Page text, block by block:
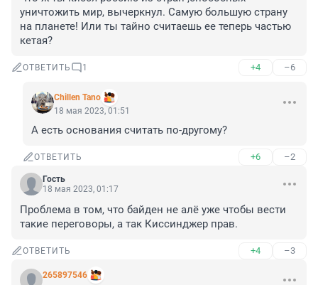
уничтожить мир, вычеркнул. Самую большую страну
на планете! Или ты тайно считаешь ее теперь частью
кетая?
ОТВЕТИТЬ 1 +4 –6
Chillen Tano
18 мая 2023, 01:51
А есть основания считать по-другому?
ОТВЕТИТЬ +6 –2
Гость
18 мая 2023, 01:17
Проблема в том, что байден не алё уже чтобы вести
такие переговоры, а так Киссинджер прав.
ОТВЕТИТЬ +4 –3
265897546